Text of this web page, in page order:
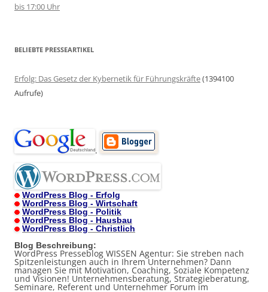
bis 17:00 Uhr
BELIEBTE PRESSEARTIKEL
Erfolg: Das Gesetz der Kybernetik für Führungskräfte(1394100
Aufrufe)
.
WordPress Blog - Erfolg
WordPress Blog - Wirtschaft
WordPress Blog - Politik
WordPress Blog - Hausbau
WordPress Blog - Christlich
Blog Beschreibung:
WordPress Presseblog WISSEN Agentur: Sie streben nach
Spitzenleistungen auch in Ihrem Unternehmen? Dann
managen Sie mit Motivation, Coaching, Soziale Kompetenz
und Visionen! Unternehmensberatung, Strategieberatung,
Seminare, Referent und Unternehmer Forum im